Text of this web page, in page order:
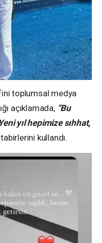
toplumsal medya
açıklamada,“Bu
yıl hepimize sıhhat,
kullandı.